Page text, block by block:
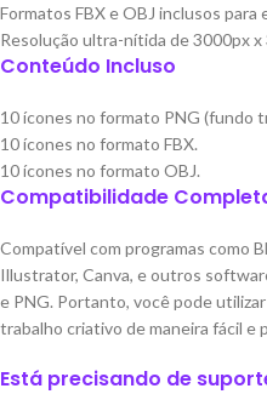
Formatos FBX e OBJ inclusos para
Resolução ultra-nítida de 3000px x
Conteúdo Incluso
10 ícones no formato PNG (fundo
10 ícones no formato FBX.
10 ícones no formato OBJ.
Compatibilidade
Compatível com programas como
Illustrator, Canva, e outros
e PNG. Portanto, você pode
trabalho criativo de maneira fácil e
Está precisando de